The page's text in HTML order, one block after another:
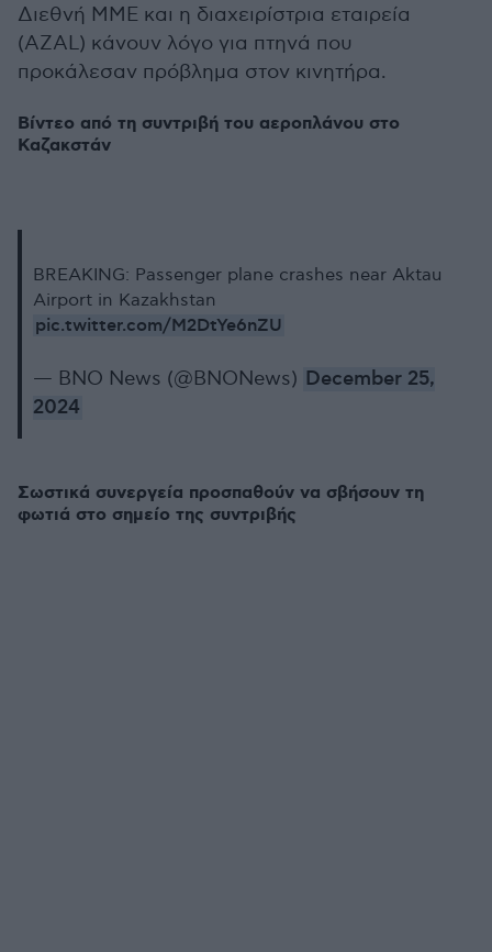
Διεθνή ΜΜΕ και η διαχειρίστρια εταιρεία
(AZAL) κάνουν λόγο για πτηνά που
προκάλεσαν πρόβλημα στον κινητήρα.
Βίντεο από τη συντριβή του αεροπλάνου στο
Καζακστάν
BREAKING: Passenger plane crashes near Aktau
Airport in Kazakhstan
pic.twitter.com/M2DtYe6nZU
— BNO News (@BNONews) December 25,
2024
Σωστικά συνεργεία προσπαθούν να σβήσουν τη
φωτιά στο σημείο της συντριβής